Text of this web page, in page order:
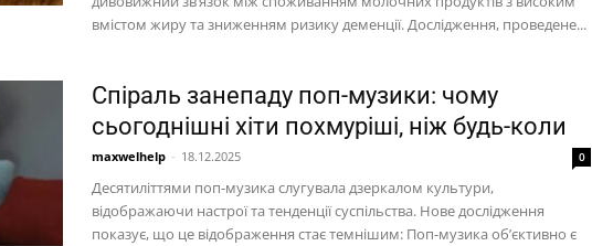
вмістом жиру та зниженням ризику деменції. Дослідження, проведене...
Спіраль занепаду поп-музики: чому
сьогоднішні хіти похмуріші, ніж будь-коли
maxwelhelp - 18.12.2025 0
Десятиліттями поп-музика слугувала дзеркалом культури,
відображаючи настрої та тенденції суспільства. Нове дослідження
показує, що це відображення стає темнішим: Поп-музика об’єктивно є